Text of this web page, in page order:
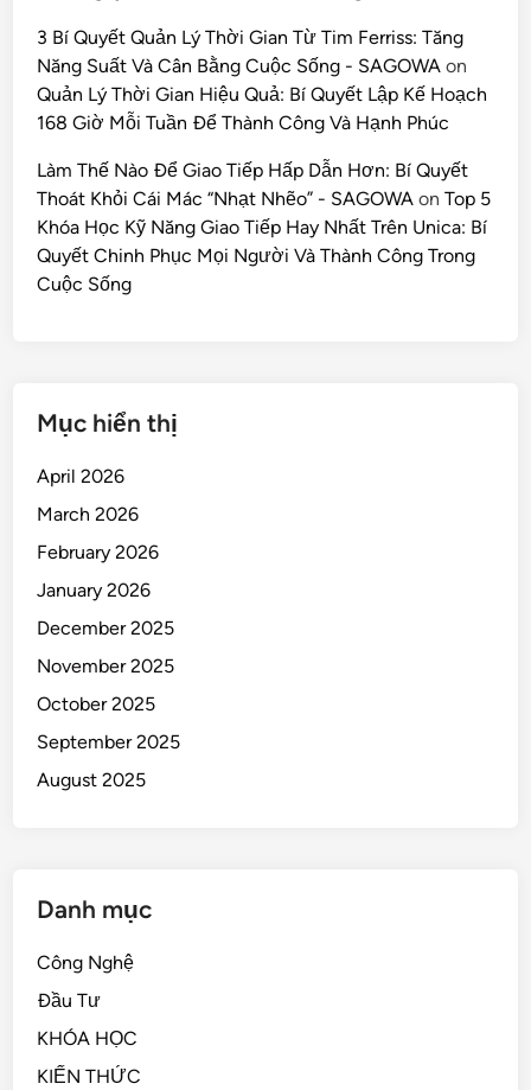
3 Bí Quyết Quản Lý Thời Gian Từ Tim Ferriss: Tăng
Năng Suất Và Cân Bằng Cuộc Sống - SAGOWA on
Quản Lý Thời Gian Hiệu Quả: Bí Quyết Lập Kế Hoạch
168 Giờ Mỗi Tuần Để Thành Công Và Hạnh Phúc
Làm Thế Nào Để Giao Tiếp Hấp Dẫn Hơn: Bí Quyết
Thoát Khỏi Cái Mác “Nhạt Nhẽo” - SAGOWA onTop 5
Khóa Học Kỹ Năng Giao Tiếp Hay Nhất Trên Unica: Bí
Quyết Chinh Phục Mọi Người Và Thành Công Trong
Cuộc Sống
Mục hiển thị
April 2026
March 2026
February 2026
January 2026
December 2025
November 2025
October 2025
September 2025
August 2025
Danh mục
Công Nghệ
Đầu Tư
KHÓA HỌC
KIẾN THỨC